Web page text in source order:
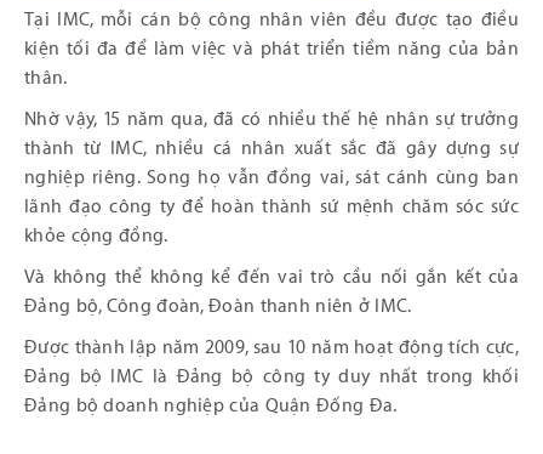
Tại IMC, mỗi cán bộ công nhân viên đều được tạo điều
kiện tối đa để làm việc và phát triển tiềm năng của bản
thân.
Nhờ vậy, 15 năm qua, đã có nhiều thế hệ nhân sự trưởng
thành từ IMC, nhiều cá nhân xuất sắc đã gây dựng sự
nghiệp riêng. Song họ vẫn đồng vai, sát cánh cùng ban
lãnh đạo công ty để hoàn thành sứ mệnh chăm sóc sức
khỏe cộng đồng.
Và không thể không kể đến vai trò cầu nối gắn kết của
Đảng bộ, Công đoàn, Đoàn thanh niên ở IMC.
Được thành lập năm 2009, sau 10 năm hoạt động tích cực,
Đảng bộ IMC là Đảng bộ công ty duy nhất trong khối
Đảng bộ doanh nghiệp của Quận Đống Đa.